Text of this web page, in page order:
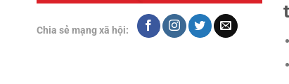
Chia sẻ mạng xã hội: